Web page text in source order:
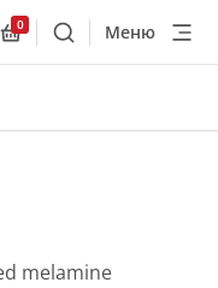
0
ПоискМеню
melamine